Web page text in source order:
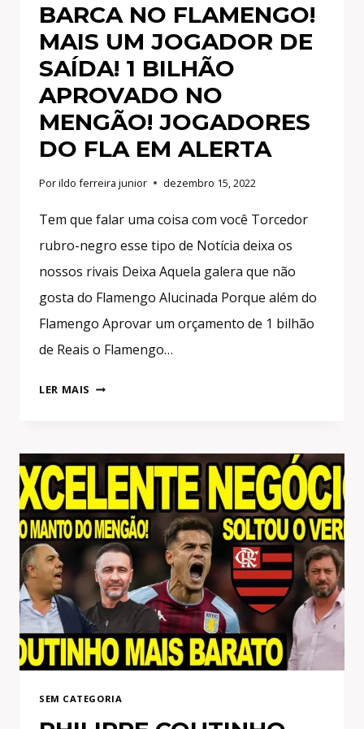
BARCA NO FLAMENGO!
MAIS UM JOGADOR DE
SAÍDA! 1 BILHÃO
APROVADO NO
MENGÃO! JOGADORES
DO FLA EM ALERTA
Porildo ferreira junior dezembro 15, 2022
Tem que falar uma coisa com você Torcedor
rubro-negro esse tipo de Notícia deixa os
nossos rivais Deixa Aquela galera que não
gosta do Flamengo Alucinada Porque além do
Flamengo Aprovar um orçamento de 1 bilhão
de Reais o Flamengo…
LER MAIS BARCA
UM
JOGADOR
DE
SAÍDA!
1
BILHÃO
APROVADO
NO
MENGÃO!
JOGADORES
DO
SEM CATEGORIA